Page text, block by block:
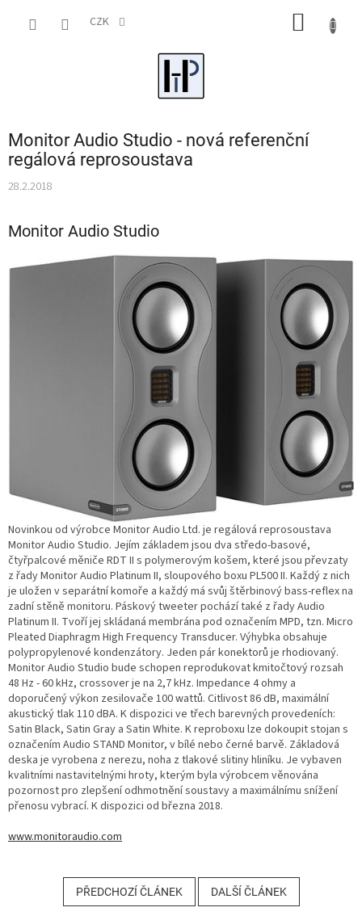
CZK
Monitor Audio Studio - nová referenční
regálová reprosoustava
28.2.2018
Monitor Audio Studio
Novinkou od výrobce Monitor Audio Ltd. je regálová reprosoustava
Monitor Audio Studio. Jejím základem jsou dva středo-basové,
čtyřpalcové měniče RDT II s polymerovým košem, které jsou převzaty
z řady Monitor Audio Platinum II, sloupového boxu PL500 II. Každý z nich
je uložen v separátní komoře a každý má svůj štěrbinový bass-reflex na
zadní stěně monitoru. Páskový tweeter pochází také z řady Audio
Platinum II. Tvoří jej skládaná membrána pod označením MPD, tzn. Micro
Pleated Diaphragm High Frequency Transducer. Výhybka obsahuje
polypropylenové kondenzátory. Jeden pár konektorů je rhodiovaný.
Monitor Audio Studio bude schopen reprodukovat kmitočtový rozsah
48 Hz - 60 kHz, crossover je na 2,7 kHz. Impedance 4 ohmy a
doporučený výkon zesilovače 100 wattů. Citlivost 86 dB, maximální
akustický tlak 110 dBA. K dispozici ve třech barevných provedeních:
Satin Black, Satin Gray a Satin White. K reproboxu lze dokoupit stojan s
označením Audio STAND Monitor, v bílé nebo černé barvě. Základová
deska je vyrobena z nerezu, noha z tlakové slitiny hliníku. Je vybaven
kvalitními nastavitelnými hroty, kterým byla výrobcem věnována
pozornost pro zlepšení odhmotnění soustavy a maximálnímu snížení
přenosu vybrací. K dispozici od března 2018.
www.monitoraudio.com
PŘEDCHOZÍ ČLÁNEK DALŠÍ ČLÁNEK